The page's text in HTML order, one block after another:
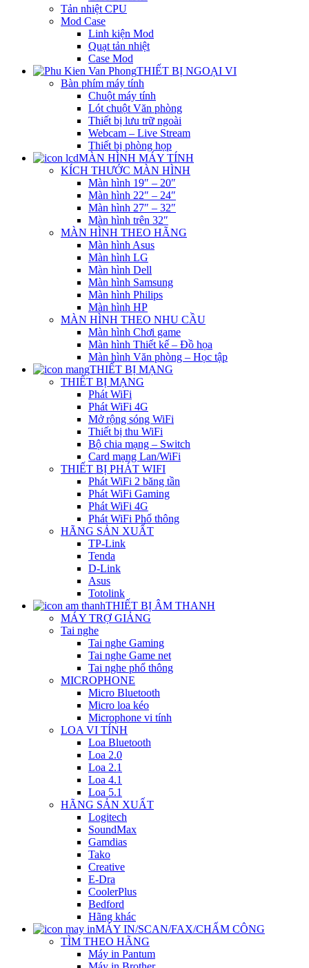
Tản nhiệt CPU
Mod Case
Linh kiện Mod
Quạt tản nhiệt
Case Mod
THIẾT BỊ NGOẠI VI
Bàn phím máy tính
Chuột máy tính
Lót chuột Văn phòng
Thiết bị lưu trữ ngoài
Webcam – Live Stream
Thiết bị phòng họp
MÀN HÌNH MÁY TÍNH
KÍCH THƯỚC MÀN HÌNH
Màn hình 19″ – 20″
Màn hình 22″ – 24″
Màn hình 27″ – 32″
Màn hình trên 32″
MÀN HÌNH THEO HÃNG
Màn hình Asus
Màn hình LG
Màn hình Dell
Màn hình Samsung
Màn hình Philips
Màn hình HP
MÀN HÌNH THEO NHU CẦU
Màn hình Chơi game
Màn hình Thiết kế – Đồ họa
Màn hình Văn phòng – Học tập
THIẾT BỊ MẠNG
THIẾT BỊ MẠNG
Phát WiFi
Phát WiFi 4G
Mở rộng sóng WiFi
Thiết bị thu WiFi
Bộ chia mạng – Switch
Card mạng Lan/WiFi
THIẾT BỊ PHÁT WIFI
Phát WiFi 2 băng tần
Phát WiFi Gaming
Phát WiFi 4G
Phát WiFi Phổ thông
HÃNG SẢN XUẤT
TP-Link
Tenda
D-Link
Asus
Totolink
THIẾT BỊ ÂM THANH
MÁY TRỢ GIẢNG
Tai nghe
Tai nghe Gaming
Tai nghe Game net
Tai nghe phổ thông
MICROPHONE
Micro Bluetooth
Micro loa kéo
Microphone vi tính
LOA VI TÍNH
Loa Bluetooth
Loa 2.0
Loa 2.1
Loa 4.1
Loa 5.1
HÃNG SẢN XUẤT
Logitech
SoundMax
Gamdias
Tako
Creative
E-Dra
CoolerPlus
Bedford
Hãng khác
MÁY IN/SCAN/FAX/CHẤM CÔNG
TÌM THEO HÃNG
Máy in Pantum